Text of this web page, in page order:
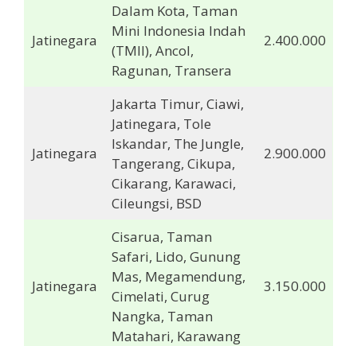
Jatinegara
Dalam Kota, Taman
Mini Indonesia Indah
(TMII), Ancol,
Ragunan, Transera
2.400.000
Jatinegara
Jakarta Timur, Ciawi,
Jatinegara, Tole
Iskandar, The Jungle,
Tangerang, Cikupa,
Cikarang, Karawaci,
Cileungsi, BSD
2.900.000
Jatinegara
Cisarua, Taman
Safari, Lido, Gunung
Mas, Megamendung,
Cimelati, Curug
Nangka, Taman
Matahari, Karawang
3.150.000